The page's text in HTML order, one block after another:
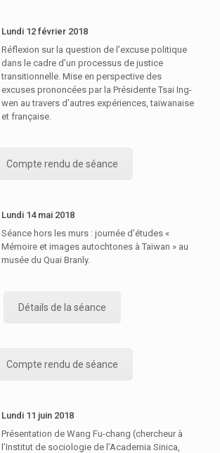
Lundi 12 février 2018
Réflexion sur la question de l’excuse politique
dans le cadre d’un processus de justice
transitionnelle. Mise en perspective des
excuses prononcées par la Présidente Tsai Ing-
wen au travers d’autres expériences, taïwanaise
et française.
Compte rendu de séance
Lundi 14 mai 2018
Séance hors les murs : journée d’études «
Mémoire et images autochtones à Taïwan » au
musée du Quai Branly.
Détails de la séance
Compte rendu de séance
Lundi 11 juin 2018
Présentation de Wang Fu-chang (chercheur à
l’Institut de sociologie de l’Academia Sinica,